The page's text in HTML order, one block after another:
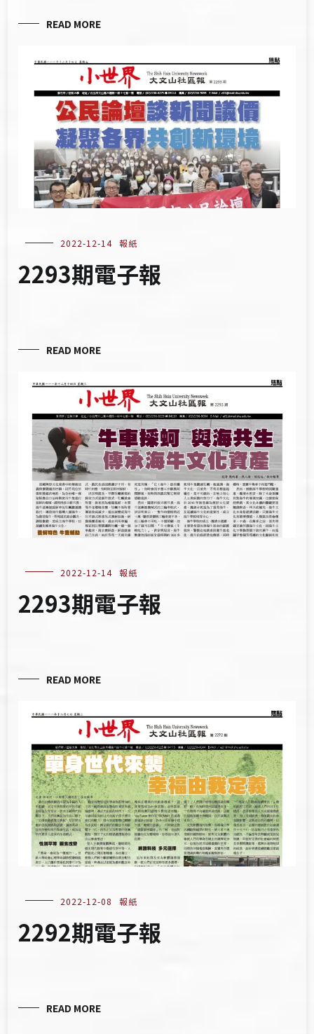
READ MORE
2022-12-14 報紙
2293期電子報
READ MORE
2022-12-14 報紙
2293期電子報
READ MORE
2022-12-08 報紙
2292期電子報
READ MORE